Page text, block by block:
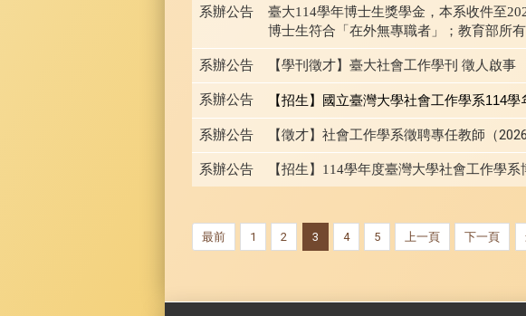
系辦公告
臺大114學年博士生獎學金，本系收件至
博士生符合「在外無專職者」；教育部所
系辦公告 【學刊徵才】臺大社會工作學刊 徵人啟事
系辦公告 【招生】 國立臺灣大學社會工作學系114
系辦公告 【徵才】社會工作學系徵聘專任教師（
系辦公告 【招生】114學年度臺灣大學社會工作學
最前 1 2 3 4 5 上一頁 下一頁